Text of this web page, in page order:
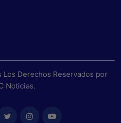
Derechos Reservados por
Noticias.